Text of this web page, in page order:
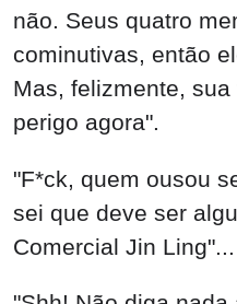
não. Seus quatro
cominutivas, então
Mas, felizmente,
perigo agora".
"F*ck, quem ousou
sei que deve ser
Comercial Jin Ling"...